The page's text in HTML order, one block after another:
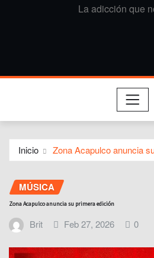
La adicción que
Inicio Zona Acapulco anuncia
MÚSICA
Zona Acapulco anuncia su primera edición
Brit Feb 27, 2026 0